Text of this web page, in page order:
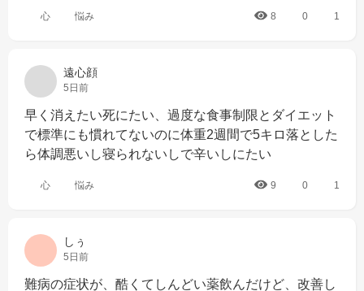
心 悩み 8 0 1
遠心顔
5日前
早く消えたい死にたい、過度な食事制限とダイエット
で標準にも慣れてないのに体重2週間で5キロ落とした
ら体調悪いし寝られないしで辛いしにたい
心 悩み 9 0 1
しぅ
5日前
難病の症状が、酷くてしんどい薬飲んだけど、改善し